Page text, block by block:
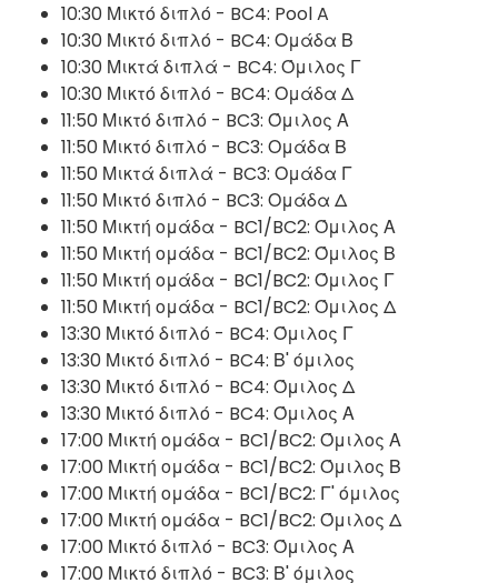
10:30 Μικτό διπλό - BC4: Pool A
10:30 Μικτό διπλό - BC4: Ομάδα Β
10:30 Μικτά διπλά - BC4: Όμιλος Γ
10:30 Μικτό διπλό - BC4: Ομάδα Δ
11:50 Μικτό διπλό - BC3: Όμιλος Α
11:50 Μικτό διπλό - BC3: Ομάδα Β
11:50 Μικτά διπλά - BC3: Ομάδα Γ
11:50 Μικτό διπλό - BC3: Ομάδα Δ
11:50 Μικτή ομάδα - BC1/BC2: Όμιλος Α
11:50 Μικτή ομάδα - BC1/BC2: Όμιλος Β
11:50 Μικτή ομάδα - BC1/BC2: Όμιλος Γ
11:50 Μικτή ομάδα - BC1/BC2: Όμιλος Δ
13:30 Μικτό διπλό - BC4: Όμιλος Γ
13:30 Μικτό διπλό - BC4: Β' όμιλος
13:30 Μικτό διπλό - BC4: Όμιλος Δ
13:30 Μικτό διπλό - BC4: Όμιλος Α
17:00 Μικτή ομάδα - BC1/BC2: Όμιλος Α
17:00 Μικτή ομάδα - BC1/BC2: Όμιλος Β
17:00 Μικτή ομάδα - BC1/BC2: Γ' όμιλος
17:00 Μικτή ομάδα - BC1/BC2: Όμιλος Δ
17:00 Μικτό διπλό - BC3: Όμιλος Α
17:00 Μικτό διπλό - BC3: Β' όμιλος